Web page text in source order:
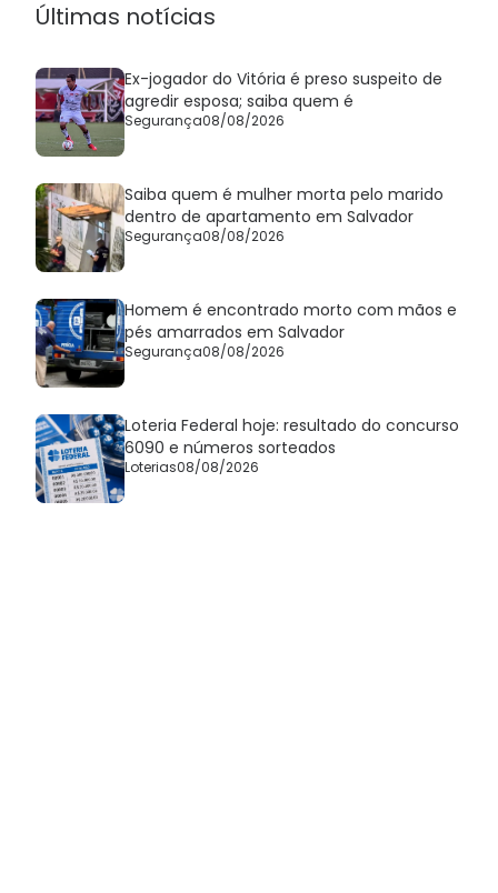
Últimas notícias
Ex-jogador do Vitória é preso suspeito de
agredir esposa; saiba quem é
Segurança08/08/2026
Saiba quem é mulher morta pelo marido
dentro de apartamento em Salvador
Segurança08/08/2026
Homem é encontrado morto com mãos e
pés amarrados em Salvador
Segurança08/08/2026
Loteria Federal hoje: resultado do concurso
6090 e números sorteados
Loterias08/08/2026